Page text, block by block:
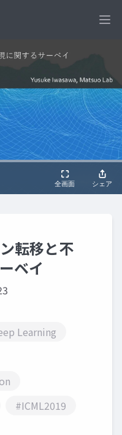
転移と不
ベイ
Learning
#ICML2019